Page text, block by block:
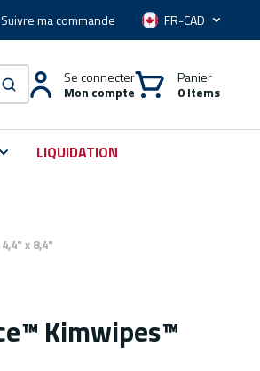
Suivre ma commande Langue
une recherche
Se connecter
Mon compte
Panier
0 Items
LIQUIDATION
x 8,4"
Kimwipes™